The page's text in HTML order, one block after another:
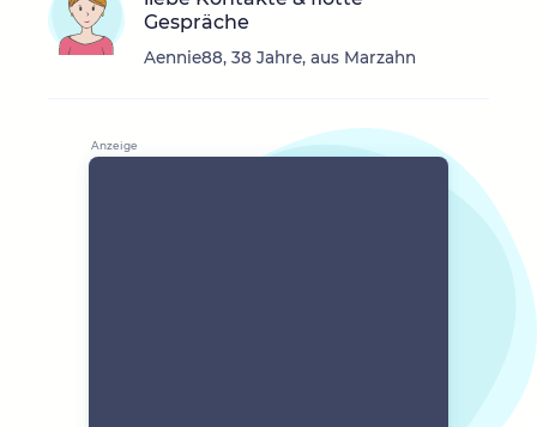
Gespräche
Aennie88, 38 Jahre, aus Marzahn